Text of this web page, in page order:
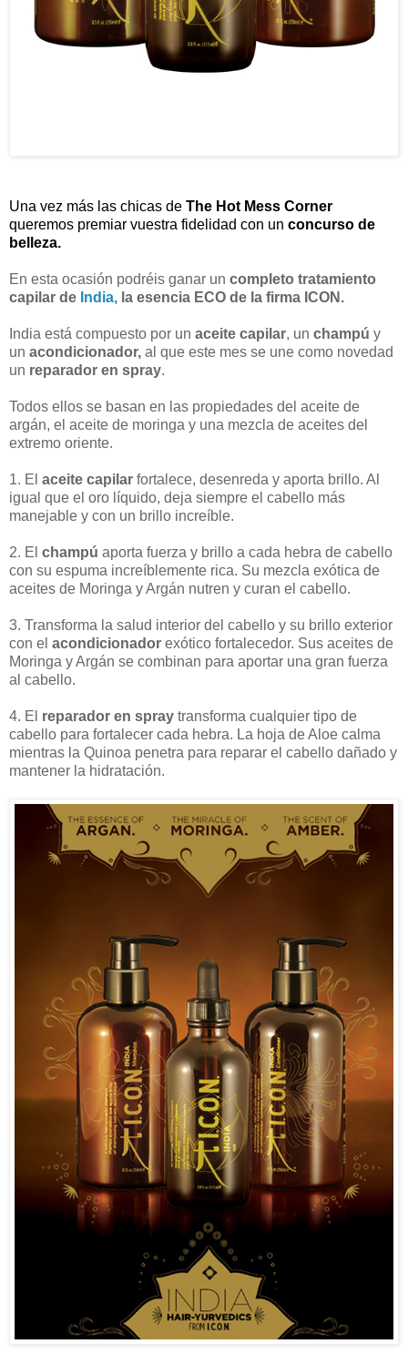
Una vez más las chicas de The Hot Mess Corner
queremos premiar vuestra fidelidad con un concurso de
belleza.
En esta ocasión podréis ganar un completo tratamiento
capilar de India, la esencia ECO de la firma ICON.
India está compuesto por un aceite capilar, un champú y
un acondicionador, al que este mes se une como novedad
un reparador en spray.
Todos ellos se basan en las propiedades del aceite de
argán, el aceite de moringa y una mezcla de aceites del
extremo oriente.
1. El aceite capilar fortalece, desenreda y aporta brillo. Al
igual que el oro líquido, deja siempre el cabello más
manejable y con un brillo increíble.
2. El champú aporta fuerza y brillo a cada hebra de cabello
con su espuma increíblemente rica. Su mezcla exótica de
aceites de Moringa y Argán nutren y curan el cabello.
3. Transforma la salud interior del cabello y su brillo exterior
con el acondicionador exótico fortalecedor. Sus aceites de
Moringa y Argán se combinan para aportar una gran fuerza
al cabello.
4. El reparador en spray transforma cualquier tipo de
cabello para fortalecer cada hebra. La hoja de Aloe calma
mientras la Quinoa penetra para reparar el cabello dañado y
mantener la hidratación.